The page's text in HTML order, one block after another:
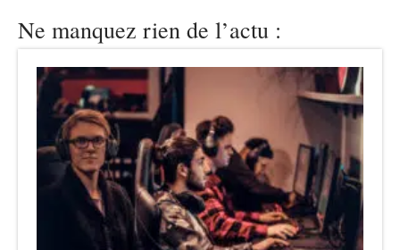
Ne manquez rien de l’actu :